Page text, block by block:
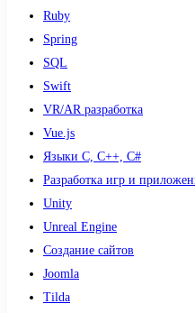
Ruby
Spring
SQL
Swift
VR/AR разработка
Vue.js
Языки С, С++, С#
Разработка игр и
Unity
Unreal Engine
Создание сайтов
Joomla
Tilda